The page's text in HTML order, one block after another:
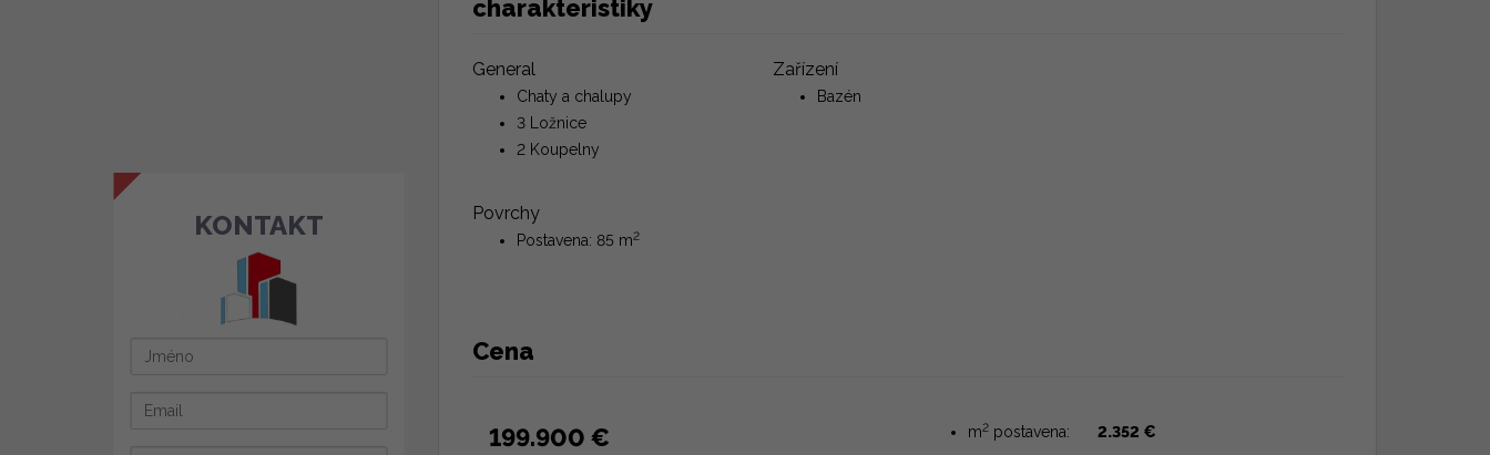
charakteristiky
General
Chaty a chalupy
3 Ložnice
2 Koupelny
Povrchy
Postavena: 85 m2
Zařízení
Bazén
Cena
199.900 € m2 postavena: 2.352 €
KONTAKT